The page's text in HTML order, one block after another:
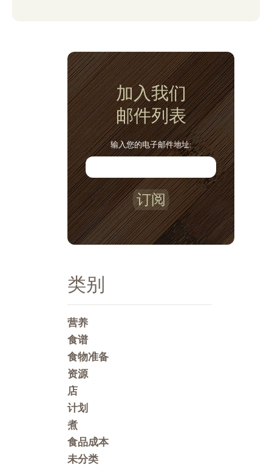
加入我们
邮件列表
输入您的电子邮件地址:
订阅
类别
营养
食谱
食物准备
资源
店
计划
煮
食品成本
未分类